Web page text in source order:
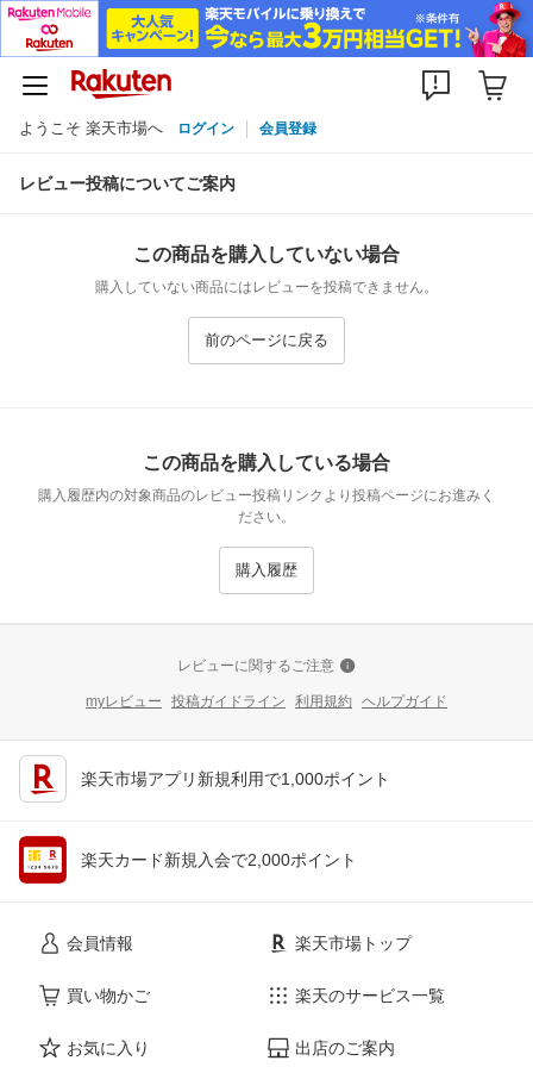
ようこそ 楽天市場へ ログイン 会員登録
レビュー投稿についてご案内
この商品を購入していない場合
購入していない商品にはレビューを投稿できません。
前のページに戻る
この商品を購入している場合
購入履歴内の対象商品のレビュー投稿リンクより投稿ページにお進みく
ださい。
購入履歴
レビューに関するご注意
myレビュー 投稿ガイドライン 利用規約 ヘルプガイド
楽天市場アプリ新規利用で1,000ポイント
楽天カード新規入会で2,000ポイント
会員情報
買い物かご
お気に入り
楽天市場トップ
楽天のサービス一覧
出店のご案内